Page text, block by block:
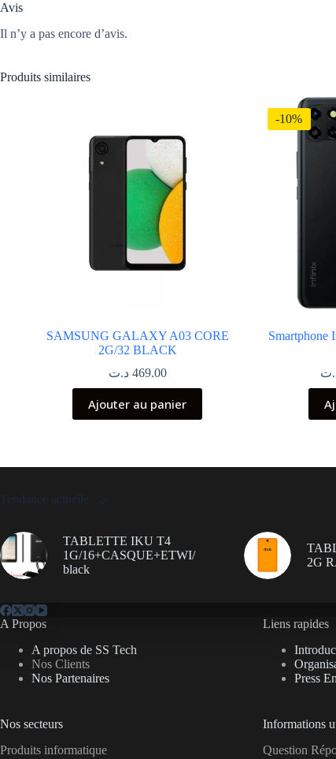
Avis
Il n’y a pas encore d’avis.
Produits similaires
SAMSUNG GALAXY A03 CORE
2G/32 BLACK
469.00 د.ت
Ajouter au panier
-10%
Smartphone
Tendance actuelle
TABLETTE IKU T4
1G/16+CASQUE+ETWI/
black
2G
A Propos
A propos de SS Tech
Nos Clients
Nos Partenaires
Nos secteurs
Produits informatique
Liens rapides
Press
Informations
Question